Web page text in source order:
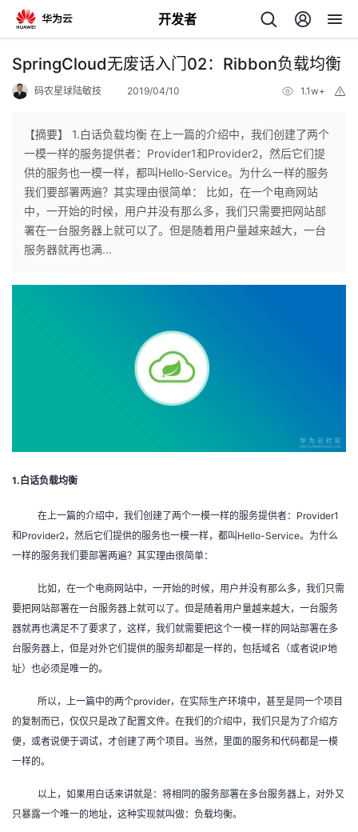
开发者
返
个
人
我
客
论
的
子
我
直
播
的
活
动
我
的
关
我
开
者
的
我
支
SpringCloud无废话入门02：Ribbon负载均衡
码农星球陆敏技 2019/04/10 1.1w+
【摘要】 1.白话负载均衡 在上一篇的介绍中，我们创建了两个
一模一样的服务提供者：Provider1和Provider2，然后它们提
供的服务也一模一样，都叫Hello-Service。为什么一样的服务
我们要部署两遍？其实理由很简单： 比如，在一个电商网站
中，一开始的时候，用户并没有那么多，我们只需要把网站部
署在一台服务器上就可以了。但是随着用户量越来越大，一台
服务器就再也满...
1.白话负载均衡
在上一篇的介绍中，我们创建了两个一模一样的服务提供者：Provider1
和Provider2，然后它们提供的服务也一模一样，都叫Hello-Service。为什么
一样的服务我们要部署两遍？其实理由很简单：
比如，在一个电商网站中，一开始的时候，用户并没有那么多，我们只需
要把网站部署在一台服务器上就可以了。但是随着用户量越来越大，一台服务
器就再也满足不了要求了，这样，我们就需要把这个一模一样的网站部署在多
台服务器上，但是对外它们提供的服务却都是一样的，包括域名（或者说IP地
址）也必须是唯一的。
所以，上一篇中的两个provider，在实际生产环境中，甚至是同一个项目
的复制而已，仅仅只是改了配置文件。在我们的介绍中，我们只是为了介绍方
便，或者说便于调试，才创建了两个项目。当然，里面的服务和代码都是一模
一样的。
以上，如果用白话来讲就是：将相同的服务部署在多台服务器上，对外又
只暴露一个唯一的地址，这种实现就叫做：负载均衡。